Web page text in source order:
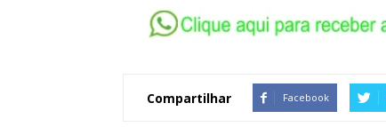
Compartilhar Facebook